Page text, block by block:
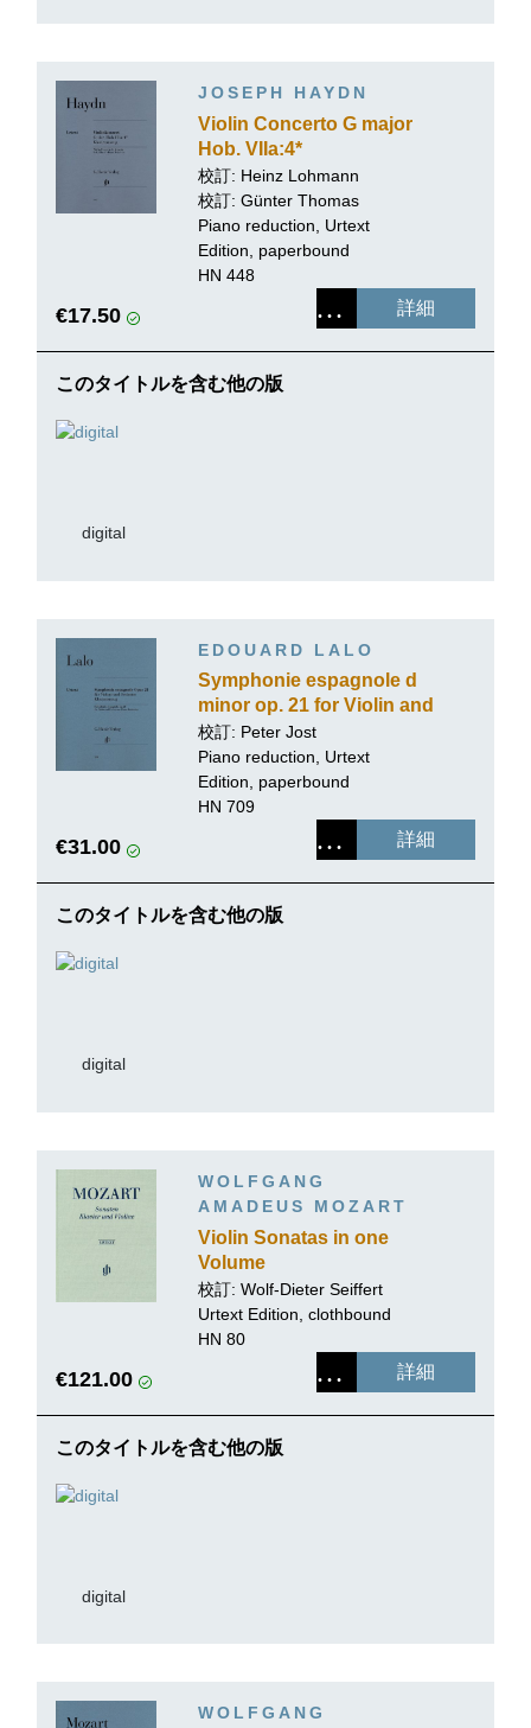
JOSEPH HAYDN
Violin Concerto G major
Hob. VIIa:4*
校訂: Heinz Lohmann
校訂: Günter Thomas
Piano reduction, Urtext
Edition, paperbound
HN 448
€17.50 詳細
このタイトルを含む他の版
digital
EDOUARD LALO
Symphonie espagnole d
minor op. 21 for Violin and
Orchestra
校訂: Peter Jost
Piano reduction, Urtext
Edition, paperbound
HN 709
€31.00 詳細
このタイトルを含む他の版
digital
WOLFGANG
AMADEUS MOZART
Violin Sonatas in one
Volume
校訂: Wolf-Dieter Seiffert
Urtext Edition, clothbound
HN 80
€121.00 詳細
このタイトルを含む他の版
digital
WOLFGANG